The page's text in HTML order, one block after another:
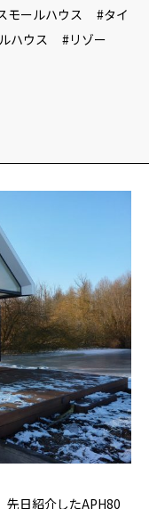
モールハウス
タイ
ハウス
リゾー
先日紹介したAPH80